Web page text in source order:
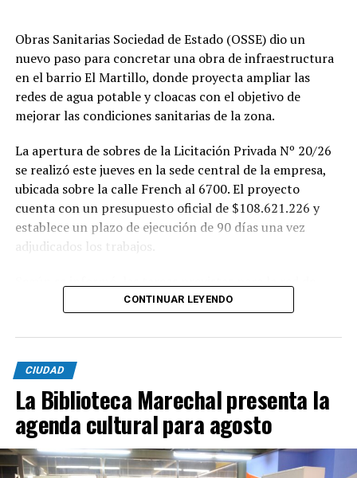
Obras Sanitarias Sociedad de Estado (OSSE) dio un
nuevo paso para concretar una obra de infraestructura
en el barrio El Martillo, donde proyecta ampliar las
redes de agua potable y cloacas con el objetivo de
mejorar las condiciones sanitarias de la zona.
La apertura de sobres de la Licitación Privada Nº 20/26
se realizó este jueves en la sede central de la empresa,
ubicada sobre la calle French al 6700. El proyecto
cuenta con un presupuesto oficial de $108.621.226 y
establece un plazo de ejecución de 90 días una vez
adjudicados los trabajos.
agua potable incluyen la colocación de unos 355 metros
ejecución de 29 conexiones domiciliarias. Los trabajos se
desarrollarán en distintos sectores comprendidos por
las calles Pehuajó, Sicilia, Génova y Génova Bis.
En paralelo, la intervención contempla la extensión de
la red cloacal mediante la instalación de 234 metros de
cañerías colectoras, la realización de 31 conexiones
domiciliarias y la construcción de seis bocas de registro.
CONTINUAR LEYENDO
CIUDAD
La Biblioteca Marechal presenta la
agenda cultural para agosto